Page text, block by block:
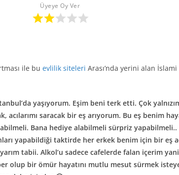
Üyeye Oy Ver
ile bu evlilik siteleri Arası’nda yerini alan
yaşıyorum. Eşim beni terk etti. Çok
saracak bir eş arıyorum. Bu eş benim
Bana hediye alabilmeli sürpriz yapabilmeli..
yapabildiği taktirde her erkek benim için bir eş
tabii. Alkol’u sadece cafelerde falan içerim
olup bir ömür hayatını mutlu mesut sürmek